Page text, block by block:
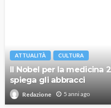
ATTUALITÀ CULTURA
Il Nobel per la medicina
spiega gli abbracci
Redazione 5 anni ago